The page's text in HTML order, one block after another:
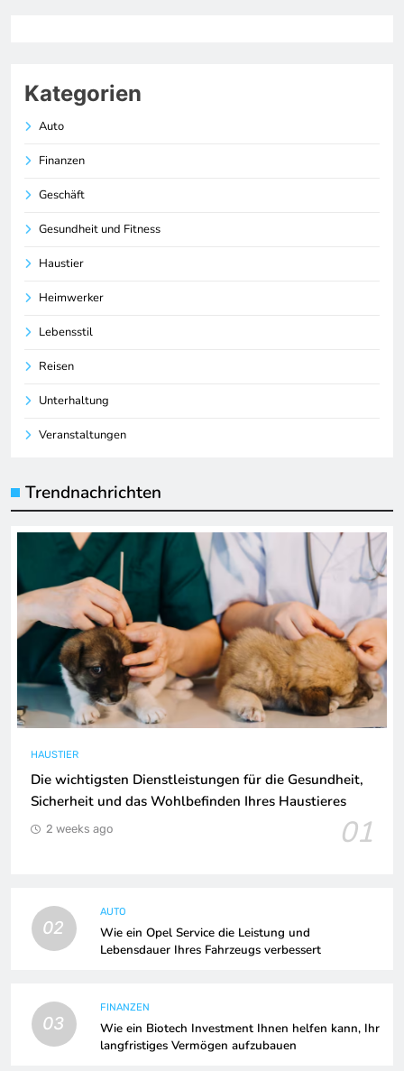
Kategorien
Auto
Finanzen
Geschäft
Gesundheit und Fitness
Haustier
Heimwerker
Lebensstil
Reisen
Unterhaltung
Veranstaltungen
Trendnachrichten
HAUSTIER
Die wichtigsten Dienstleistungen für die Gesundheit,
Sicherheit und das Wohlbefinden Ihres Haustieres
01
2 weeks ago
02
AUTO
Wie ein Opel Service die Leistung und
Lebensdauer Ihres Fahrzeugs verbessert
03
FINANZEN
Wie ein Biotech Investment Ihnen helfen kann, Ihr
langfristiges Vermögen aufzubauen